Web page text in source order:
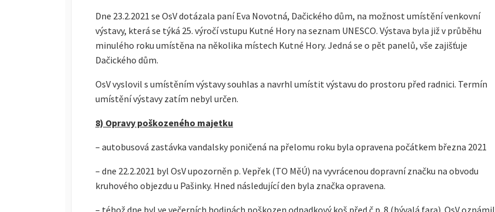
Dne 23.2.2021 se OsV dotázala paní Eva Novotná, Dačického dům, na možnost umístění venkovní
výstavy, která se týká 25. výročí vstupu Kutné Hory na seznam UNESCO. Výstava byla již v průběhu
minulého roku umístěna na několika místech Kutné Hory. Jedná se o pět panelů, vše zajišťuje
Dačického dům.
OsV vyslovil s umístěním výstavy souhlas a navrhl umístit výstavu do prostoru před radnici. Termín
umístění výstavy zatím nebyl určen.
8) Opravy poškozeného majetku
– autobusová zastávka vandalsky poničená na přelomu roku byla opravena počátkem března 2021
– dne 22.2.2021 byl OsV upozorněn p. Vepřek (TO MěÚ) na vyvrácenou dopravní značku na obvodu
kruhového objezdu u Pašinky. Hned následující den byla značka opravena.